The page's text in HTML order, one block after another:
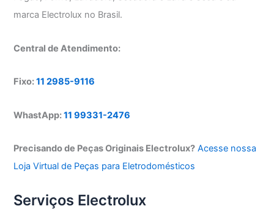
marca Electrolux no Brasil.
Central de Atendimento:
Fixo:11 2985-9116
WhastApp:11 99331-2476
Precisando de Peças Originais Electrolux? Acesse nossa
Loja Virtual de Peças para Eletrodomésticos
Serviços Electrolux